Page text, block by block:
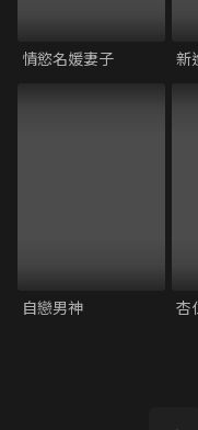
情慾名媛妻子 新
自戀男神 杏